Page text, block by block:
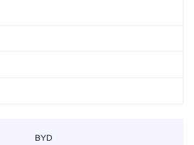
BYD